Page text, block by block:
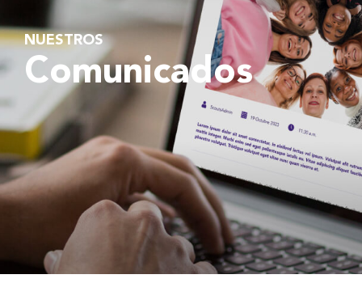
NUESTROS
Comunicados